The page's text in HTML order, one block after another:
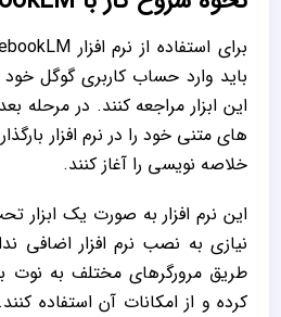
باید وارد حساب کاربری گوگل
این ابزار مراجعه کنند. در مرحله
های متنی خود را در نرم‌ افزار
خلاصه ‌نویسی را آغاز کنند.
این نرم ‌افزار به ‌صورت یک
نیازی به نصب نرم ‌افزار اضافی
طریق مرورگرهای مختلف به نوت
کرده و از امکانات آن استفاده